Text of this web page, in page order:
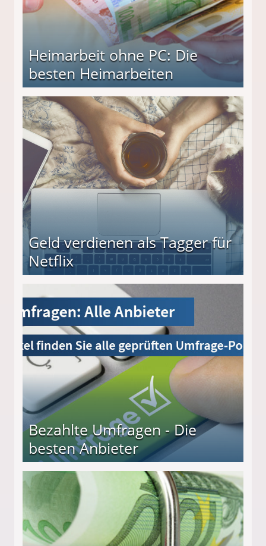
Heimarbeit ohne PC: Die
besten Heimarbeiten
Geld verdienen als Tagger für
Netflix
Bezahlte Umfragen - Die
besten Anbieter